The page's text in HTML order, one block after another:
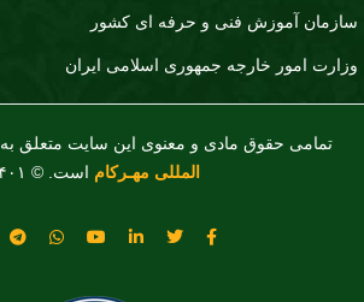
سازمان آموزش فنی و حرفه ای کشور
وزارت امور خارجه جمهوری اسلامی ایران
تمامی حقوق مادی و معنوی این سایت متعلق به
المللی مهـرکام است. © ۱۴۰۱